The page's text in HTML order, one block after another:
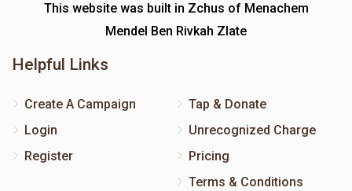
This website was built in Zchus of Menachem
Mendel Ben Rivkah Zlate
Helpful Links
Create A Campaign
Login
Register
Tap & Donate
Unrecognized Charge
Pricing
Terms & Conditions